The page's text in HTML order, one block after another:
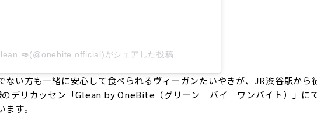
🥑(@onebite.official)がシェアした投稿
ない方も一緒に安心して食べられるヴィーガンたいやきが、JR渋谷駅から
のデリカッセン「Glean by OneBite（グリーン バイ ワンバイト）」に
す。